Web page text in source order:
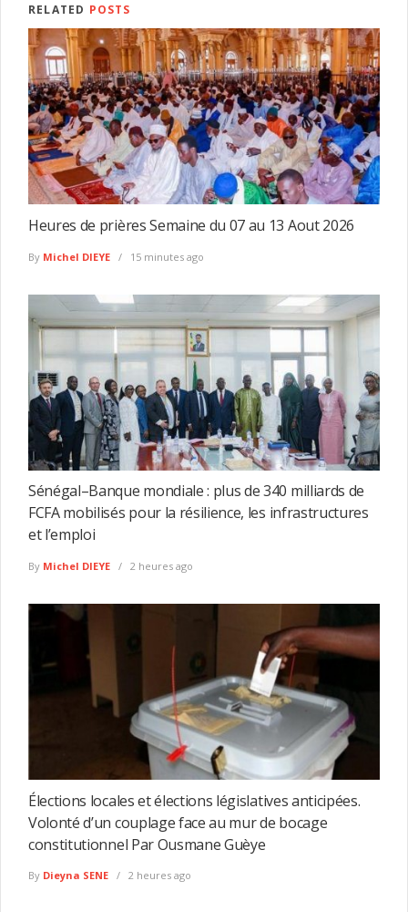
RELATED POSTS
Heures de prières Semaine du 07 au 13 Aout 2026
By Michel DIEYE 15 minutes ago
Sénégal–Banque mondiale : plus de 340 milliards de
FCFA mobilisés pour la résilience, les infrastructures
et l’emploi
By Michel DIEYE 2 heures ago
Élections locales et élections législatives anticipées.
Volonté d’un couplage face au mur de bocage
constitutionnel Par Ousmane Guèye
By Dieyna SENE 2 heures ago